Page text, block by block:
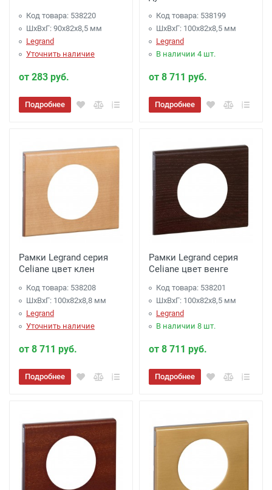
Код товара: 538220
ШхВхГ: 90x82x8,5 мм
Legrand
Уточнить наличие
от 283 руб.
Подробнее
Код товара: 538199
ШхВхГ: 100x82x8,5 мм
Legrand
В наличии 4 шт.
от 8 711 руб.
Подробнее
Рамки Legrand серия
Celiane цвет клен
Код товара: 538208
ШхВхГ: 100x82x8,8 мм
Legrand
Уточнить наличие
от 8 711 руб.
Подробнее
Рамки Legrand серия
Celiane цвет венге
Код товара: 538201
ШхВхГ: 100x82x8,5 мм
Legrand
В наличии 8 шт.
от 8 711 руб.
Подробнее